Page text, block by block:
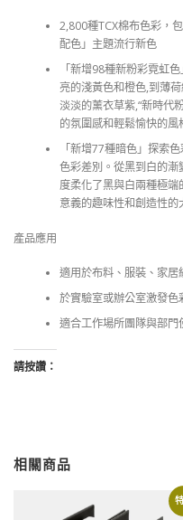
2,800種TCX棉布色彩，
配色」主題流行新色
「新增98種新粉彩霓虹
亮的淺黃色和橙色,到薄
淡淡的薰衣草紫,“新時代
的氛圍感和輕鬆愉快的風
「新增77種暗色」探索
色彩差別。從黑到白的
度柔化了黑與白兩種極
意義的趣味性和創造性的
產品應用
適用於布料、服裝、家
於實驗室或辦公室激發
適合工作場所團隊與部門
請按讚：
相關商品